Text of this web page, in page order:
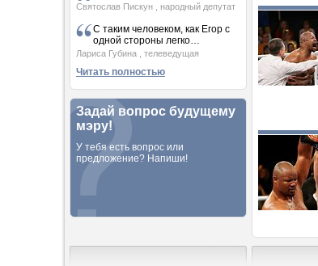
Святослав Пискун , народный депутат
С таким человеком, как Егор с
одной стороны легко…
Лариса Губина , телеведущая
Читать полностью
Задай вопрос будущему
мэру!
У тебя есть вопрос или
предложение? Напиши!